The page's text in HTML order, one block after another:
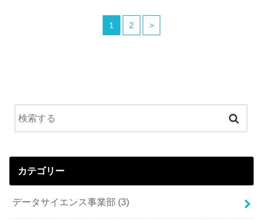
1 2 >
カテゴリー
データサイエンス事業部 (3)